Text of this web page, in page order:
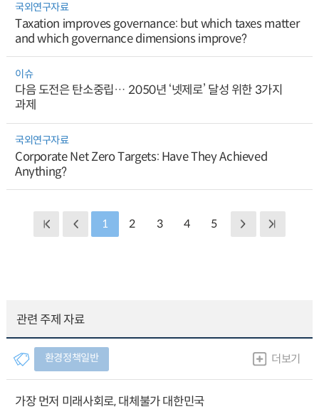
국외연구자료
Taxation improves governance: but which taxes matter
and which governance dimensions improve?
이슈
다음 도전은 탄소중립… 2050년 ‘넷제로’ 달성 위한 3가지
과제
국외연구자료
Corporate Net Zero Targets: Have They Achieved
Anything?
1 2 3 4 5
관련 주제 자료
환경정책일반 더보기
가장 먼저 미래사회로, 대체불가 대한민국